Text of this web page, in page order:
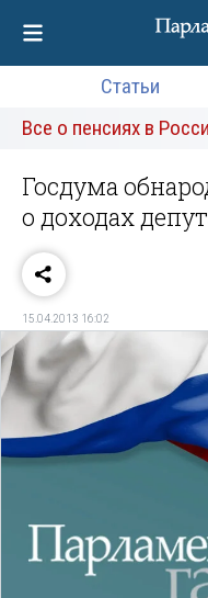
Статьи
Все о пенсиях в
Госдума
о доходах
15.04.2013 16:02